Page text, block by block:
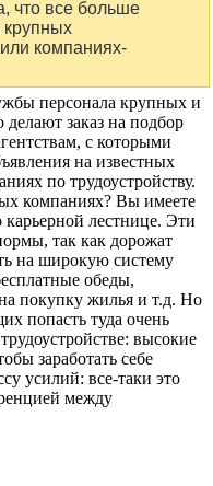
что все больше
крупных
компаниях-
персонала крупных и
заказ на подбор
с которыми
на известных
по трудоустройству.
компаниях? Вы имеете
лестнице. Эти
так как дорожат
на широкую систему
обеды,
покупку жилья и т.д. Но
попасть туда очень
высокие
заработать себе
усилий: все-таки это
между